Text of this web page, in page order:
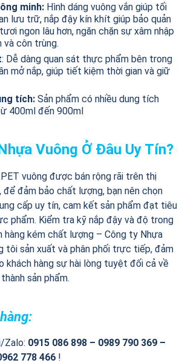
minh: Hình dáng vuông vắn giúp tối
lưu trữ, nắp đậy kín khít giúp bảo quản
ngon lâu hơn, ngăn chặn sự xâm nhập
và côn trùng.
: Dễ dàng quan sát thực phẩm bên trong
mở nắp, giúp tiết kiệm thời gian và giữ
tích: Sản phẩm có nhiều dung tích
400ml đến 900ml
Vuông Ở Đâu Uy Tín?
PET vuông được bán rộng rãi trên thị
để đảm bảo chất lượng, bạn nên chọn
cấp uy tín, cam kết sản phẩm đạt tiêu
phẩm. Kiểm tra kỹ nắp đậy và độ trong
hàng kém chất lượng – Công ty Nhựa
tôi sản xuất và phân phối trực tiếp, đảm
khách hàng sự hài lòng tuyệt đối cả về
sản phẩm.
Zalo: 0915 086 898 – 0989 790 369 –
778 466 !